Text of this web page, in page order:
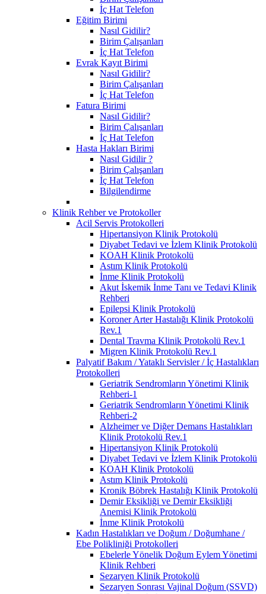
İç Hat Telefon
Eğitim Birimi
Nasıl Gidilir?
Birim Çalışanları
İç Hat Telefon
Evrak Kayıt Birimi
Nasıl Gidilir?
Birim Çalışanları
İç Hat Telefon
Fatura Birimi
Nasıl Gidilir?
Birim Çalışanları
İç Hat Telefon
Hasta Hakları Birimi
Nasıl Gidilir ?
Birim Çalışanları
İç Hat Telefon
Bilgilendirme
Klinik Rehber ve Protokoller
Acil Servis Protokolleri
Hipertansiyon Klinik Protokolü
Diyabet Tedavi ve İzlem Klinik Protokolü
KOAH Klinik Protokolü
Astım Klinik Protokolü
İnme Klinik Protokolü
Akut İskemik İnme Tanı ve Tedavi Klinik
Rehberi
Epilepsi Klinik Protokolü
Koroner Arter Hastalığı Klinik Protokolü
Rev.1
Dental Travma Klinik Protokolü Rev.1
Migren Klinik Protokolü Rev.1
Palyatif Bakım / Yataklı Servisler / İç Hastalıkları
Protokolleri
Geriatrik Sendromların Yönetimi Klinik
Rehberi-1
Geriatrik Sendromların Yönetimi Klinik
Rehberi-2
Alzheimer ve Diğer Demans Hastalıkları
Klinik Protokolü Rev.1
Hipertansiyon Klinik Protokolü
Diyabet Tedavi ve İzlem Klinik Protokolü
KOAH Klinik Protokolü
Astım Klinik Protokolü
Kronik Böbrek Hastalığı Klinik Protokolü
Demir Eksikliği ve Demir Eksikliği
Anemisi Klinik Protokolü
İnme Klinik Protokolü
Kadın Hastalıkları ve Doğum / Doğumhane /
Ebe Polikliniği Protokolleri
Ebelerle Yönelik Doğum Eylem Yönetimi
Klinik Rehberi
Sezaryen Klinik Protokolü
Sezaryen Sonrası Vajinal Doğum (SSVD)